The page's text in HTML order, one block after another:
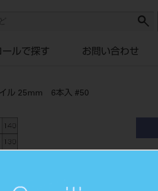
ルで探す お問い合わせ
ル 25mm 6本入 #50